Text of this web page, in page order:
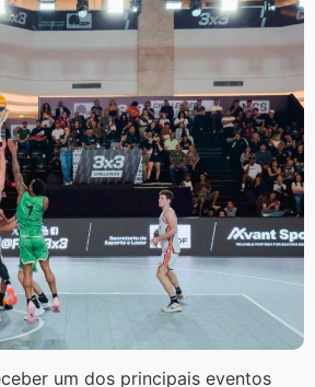
um dos principais eventos